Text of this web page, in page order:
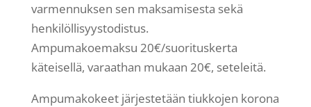
varmennuksen sen maksamisesta sekä
henkilöllisyystodistus.
Ampumakoemaksu 20€/suorituskerta
käteisellä, varaathan mukaan 20€, seteleitä.
Ampumakokeet järjestetään tiukkojen korona